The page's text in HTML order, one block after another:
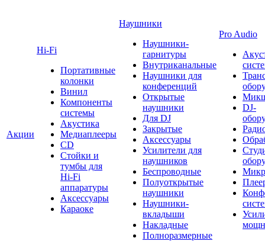
Акции
Hi-Fi
Портативные
колонки
Винил
Компоненты
системы
Акустика
Медиаплееры
CD
Стойки и
тумбы для
Hi-Fi
аппаратуры
Аксессуары
Караоке
Наушники
Наушники-
гарнитуры
Внутриканальные
Наушники для
конференций
Открытые
наушники
Для DJ
Закрытые
Аксессуары
Усилители для
наушников
Беспроводные
Полуоткрытые
наушники
Наушники-
вкладыши
Накладные
Полноразмерные
Pro Audio
DJ-